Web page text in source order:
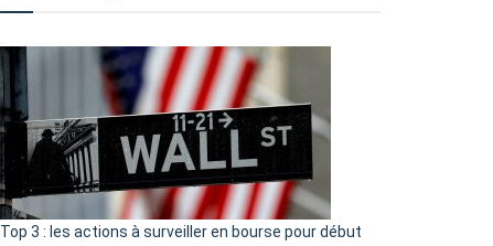
démarrage
courants
et
guide
d’auto-
assistance
Top 3 : les actions à surveiller en bourse pour début